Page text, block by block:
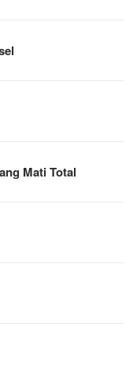
Mati Total